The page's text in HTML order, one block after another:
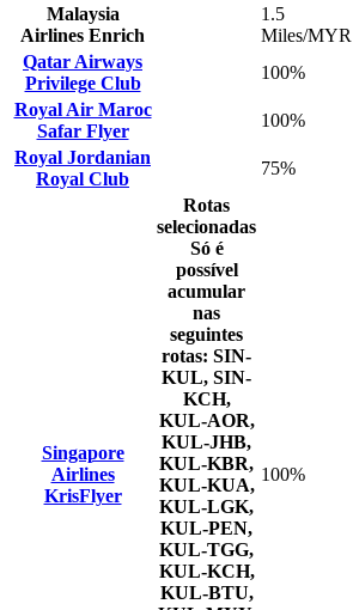
Malaysia
Airlines Enrich
1.5
Miles/MYR
Qatar Airways
Privilege Club
100%
Royal Air Maroc
Safar Flyer
100%
Royal Jordanian
Royal Club
75%
Singapore
Airlines
KrisFlyer
Rotas
selecionadas
Só é
possível
acumular
nas
seguintes
rotas: SIN-
KUL, SIN-
KCH,
KUL-AOR,
KUL-JHB,
KUL-KBR,
KUL-KUA,
KUL-LGK,
KUL-PEN,
KUL-TGG,
KUL-KCH,
KUL-BTU,
100%